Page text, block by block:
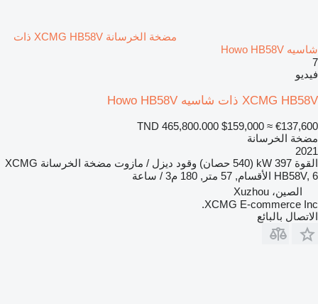
مضخة الخرسانة XCMG HB58V ذات
شاسيه Howo HB58V
7
فيديو
XCMG HB58V ذات شاسيه Howo HB58V
TND 465,800.000 $159,000 ≈ €137,600
مضخة الخرسانة
2021
القوة 397 kW (540 حصان) وقود ديزل / مازوت مضخة الخرسانة XCMG
HB58V, 6 الأقسام, 57 متر, 180 م3 / ساعة
الصين، Xuzhou
XCMG E-commerce Inc.
الاتصال بالبائع